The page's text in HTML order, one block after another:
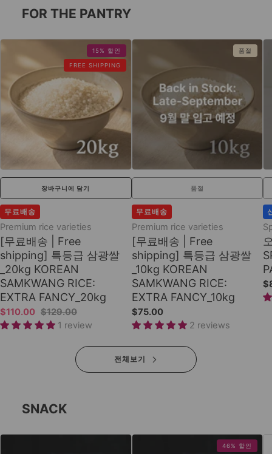
FOR THE PANTRY
15% 할인
FREE SHIPPING
장바구니에 담기
무료배송
Premium rice varieties
[무료배송 | Free
shipping] 특등급 삼광쌀
_20kg KOREAN
SAMKWANG RICE:
EXTRA FANCY_20kg
$110.00 $129.00
1 review
품절
품절
무료배송
Premium rice varieties
[무료배송 | Free
shipping] 특등급 삼광쌀
_10kg KOREAN
SAMKWANG RICE:
EXTRA FANCY_10kg
$75.00
2 reviews
전체보기
SNACK
46% 할인